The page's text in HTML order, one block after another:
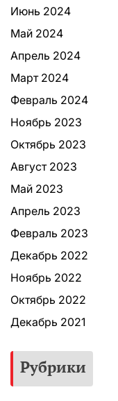
Июнь 2024
Май 2024
Апрель 2024
Март 2024
Февраль 2024
Ноябрь 2023
Октябрь 2023
Август 2023
Май 2023
Апрель 2023
Февраль 2023
Декабрь 2022
Ноябрь 2022
Октябрь 2022
Декабрь 2021
Рубрики